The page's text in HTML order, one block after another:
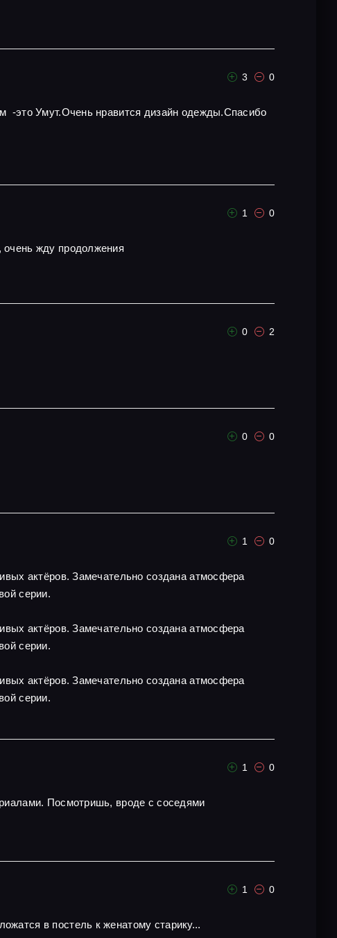
3 0
-это Умут.Очень нравится дизайн одежды.Спасибо
1 0
очень жду продолжения
0 2
0 0
1 0
актёров. Замечательно создана атмосфера
серии.
актёров. Замечательно создана атмосфера
серии.
актёров. Замечательно создана атмосфера
серии.
1 0
Посмотришь, вроде с соседями
1 0
в постель к женатому старику...